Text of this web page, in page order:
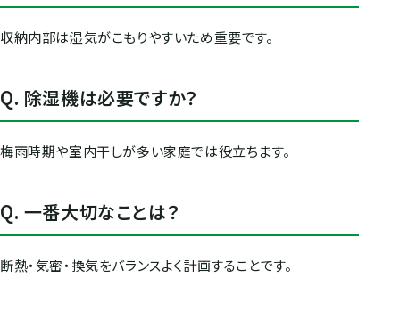
収納内部は湿気がこもりやすいため重要です。
Q. 除湿機は必要ですか？
梅雨時期や室内干しが多い家庭では役立ちます。
Q. 一番大切なことは？
断熱・気密・換気をバランスよく計画することです。